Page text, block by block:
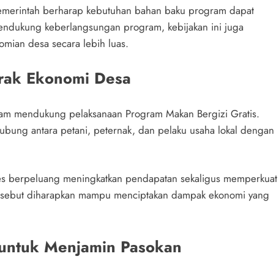
berharap kebutuhan bahan baku program dapat
keberlangsungan program, kebijakan ini juga
desa secara lebih luas.
Ekonomi Desa
mendukung pelaksanaan Program Makan Bergizi Gratis.
antara petani, peternak, dan pelaku usaha lokal dengan
berpeluang meningkatkan pendapatan sekaligus memperkuat
diharapkan mampu menciptakan dampak ekonomi yang
Menjamin Pasokan